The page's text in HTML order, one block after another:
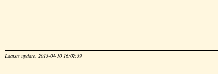
Laatste update: 2013-04-10 16:02:39